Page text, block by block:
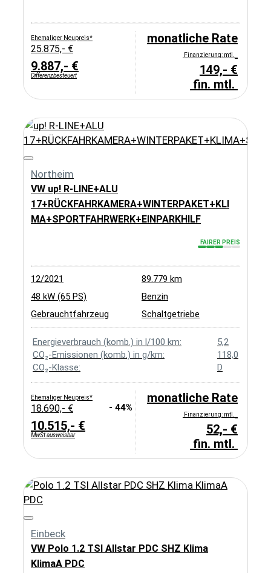
Ehemaliger Neupreis*
25.875,- €
9.887,- €
Differenzbesteuert
monatliche Rate
Finanzierung: mtl.
149,- €
fin. mtl.
Northeim
VW up! R-LINE+ALU
17+RÜCKFAHRKAMERA+WINTERPAKET+KLI
MA+SPORTFAHRWERK+EINPARKHILF
FAIRER PREIS
12/2021
89.779 km
48 kW (65 PS)
Benzin
Gebrauchtfahrzeug
Schaltgetriebe
Energieverbrauch (komb.) in l/100 km:
5,2
CO₂-Emissionen (komb.) in g/km:
118,0
CO₂-Klasse:
D
Ehemaliger Neupreis*
18.690,- € - 44%
10.515,- €
MwSt ausweisbar
monatliche Rate
Finanzierung: mtl.
52,- €
fin. mtl.
Einbeck
VW Polo 1.2 TSI Allstar PDC SHZ Klima
KlimaA PDC